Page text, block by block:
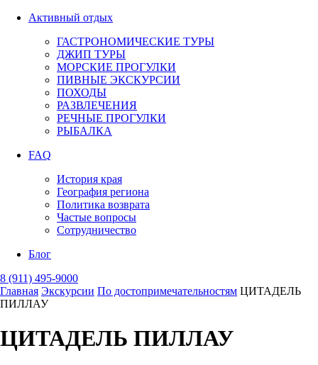
Активный отдых
ГАСТРОНОМИЧЕСКИЕ ТУРЫ
ДЖИП ТУРЫ
МОРСКИЕ ПРОГУЛКИ
ПИВНЫЕ ЭКСКУРСИИ
ПОХОДЫ
РАЗВЛЕЧЕНИЯ
РЕЧНЫЕ ПРОГУЛКИ
РЫБАЛКА
FAQ
История края
География региона
Политика возврата
Частые вопросы
Сотрудничество
Блог
8 (911) 495-9000
Главная Экскурсии По достопримечательностям ЦИТАДЕЛЬ
ПИЛЛАУ
ЦИТАДЕЛЬ ПИЛЛАУ